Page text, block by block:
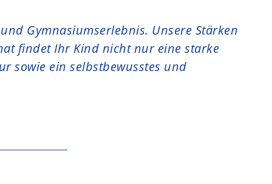
Gymnasiumserlebnis. Unsere Stärken
findet Ihr Kind nicht nur eine starke
sowie ein selbstbewusstes und